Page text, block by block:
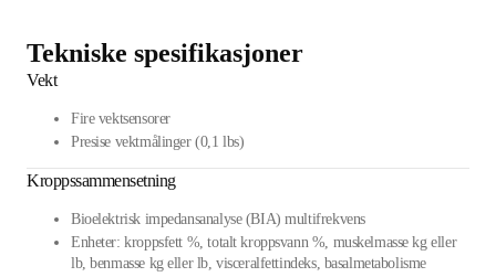
Tekniske spesifikasjoner
Vekt
Fire vektsensorer
Presise vektmålinger (0,1 lbs)
Kroppssammensetning
Bioelektrisk impedansanalyse (BIA) multifrekvens
Enheter: kroppsfett %, totalt kroppsvann %, muskelmasse kg eller
lb, benmasse kg eller lb, visceralfettindeks, basalmetabolisme